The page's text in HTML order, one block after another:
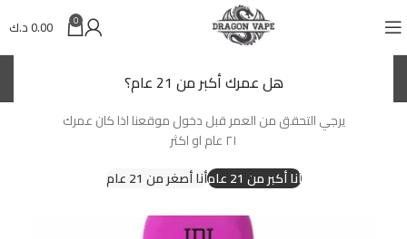
هل عمرك أكبر من 21 عام؟
يرجي التحقق من العمر قبل دخول موقعنا اذا كان عمرك
٢١ عام او اكثر
أنا أكبر من 21 عام
أنا أصغر من 21 عام
0
0.00د.ك